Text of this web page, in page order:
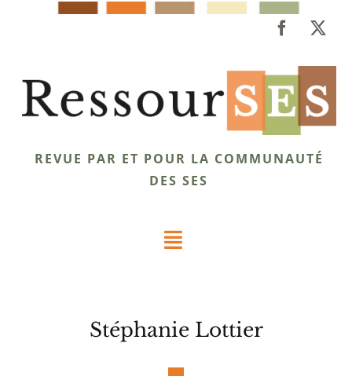
REVUE PAR ET POUR LA COMMUNAUTÉ
DES SES
Toggle
Éclairages
Stéphanie Lottier